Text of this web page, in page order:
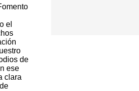
el
de
ese
clara